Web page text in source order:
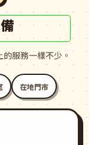
服務一樣不少。
在地門市